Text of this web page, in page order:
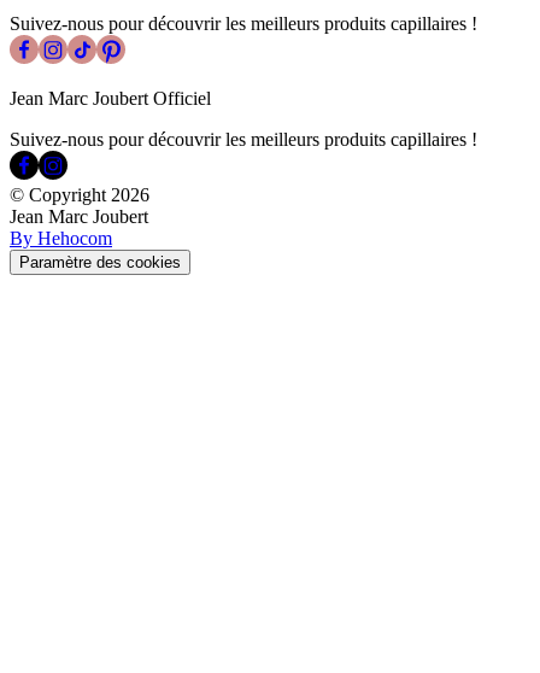
Suivez-nous pour découvrir les meilleurs produits capillaires !
Jean Marc Joubert Officiel
Suivez-nous pour découvrir les meilleurs produits capillaires !
© Copyright 2026
Jean Marc Joubert
By Hehocom
Paramètre des cookies